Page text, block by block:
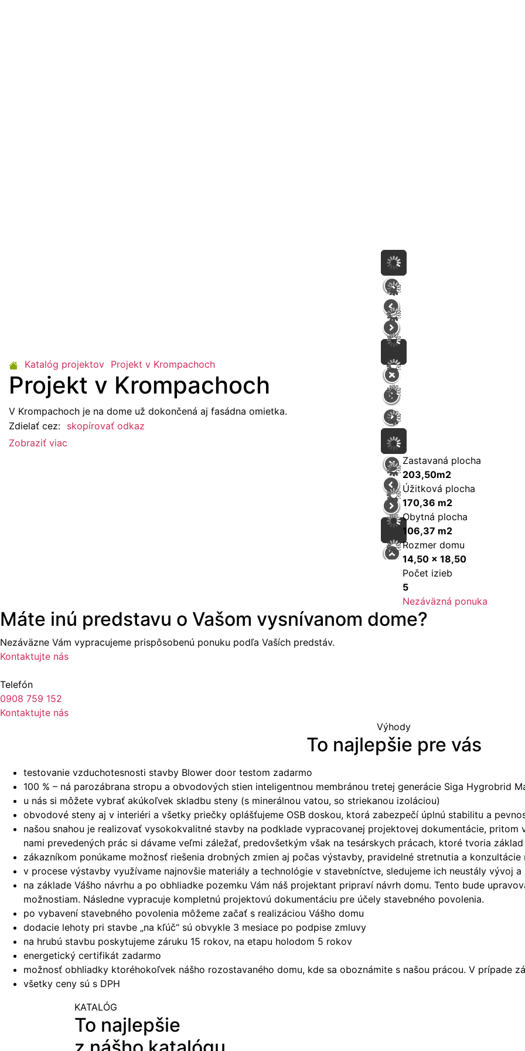
Katalóg projektov Projekt v Krompachoch
Projekt v Krompachoch
V Krompachoch je na dome už dokončená aj fasádna omietka.
Zdielať cez: skopírovať odkaz
Zobraziť viac
Zastavaná plocha
203,50m2
Úžitková plocha
170,36 m2
Obytná plocha
106,37 m2
Rozmer domu
14,50 x 18,50
Počet izieb
5
Nezáväzná ponuka
Máte inú predstavu o Vašom vysnívanom dome?
Nezáväzne Vám vypracujeme prispôsobenú ponuku podľa Vaších predstáv.
Kontaktujte nás
Telefón
0908 759 152
Kontaktujte nás
Výhody
To najlepšie pre vás
testovanie vzduchotesnosti stavby Blower door testom zadarmo
100 % – ná parozábrana stropu a obvodových stien inteligentnou membránou tretej generácie Siga Hygrobrid
u nás si môžete vybrať akúkoľvek skladbu steny (s minerálnou vatou, so striekanou izoláciou)
obvodové steny aj v interiéri a všetky priečky oplášťujeme OSB doskou, ktorá zabezpečí úplnú stabilitu a
našou snahou je realizovať vysokokvalitné stavby na podklade vypracovanej projektovej dokumentácie,
nami prevedených prác si dávame veľmi záležať, predovšetkým však na tesárskych prácach, ktoré tvoria
zákazníkom ponúkame možnosť riešenia drobných zmien aj počas výstavby, pravidelné stretnutia a
v procese výstavby využívame najnovšie materiály a technológie v stavebníctve, sledujeme ich neustály vývoj a
na základe Vášho návrhu a po obhliadke pozemku Vám náš projektant pripraví návrh domu. Tento bude
možnostiam. Následne vypracuje kompletnú projektovú dokumentáciu pre účely stavebného povolenia.
po vybavení stavebného povolenia môžeme začať s realizáciou Vášho domu
dodacie lehoty pri stavbe „na kľúč“ sú obvykle 3 mesiace po podpise zmluvy
na hrubú stavbu poskytujeme záruku 15 rokov, na etapu holodom 5 rokov
energetický certifikát zadarmo
možnosť obhliadky ktoréhokoľvek nášho rozostavaného domu, kde sa oboznámite s našou prácou. V prípade
všetky ceny sú s DPH
KATALÓG
To najlepšie